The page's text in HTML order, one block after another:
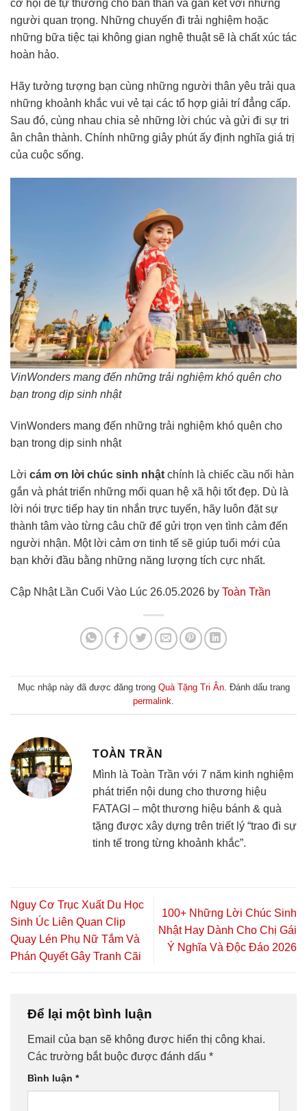
cơ hội để tự thưởng cho bản thân và gắn kết với những
người quan trọng. Những chuyến đi trải nghiệm hoặc
những bữa tiệc tại không gian nghệ thuật sẽ là chất xúc tác
hoàn hảo.
Hãy tưởng tượng bạn cùng những người thân yêu trải qua
những khoảnh khắc vui vẻ tại các tổ hợp giải trí đẳng cấp.
Sau đó, cùng nhau chia sẻ những lời chúc và gửi đi sự tri
ân chân thành. Chính những giây phút ấy định nghĩa giá trị
của cuộc sống.
VinWonders mang đến những trải nghiệm khó quên cho
bạn trong dịp sinh nhật
VinWonders mang đến những trải nghiệm khó quên cho
bạn trong dịp sinh nhật
Lời cám ơn lời chúc sinh nhật chính là chiếc cầu nối hàn
gắn và phát triển những mối quan hệ xã hội tốt đẹp. Dù là
lời nói trực tiếp hay tin nhắn trực tuyến, hãy luôn đặt sự
thành tâm vào từng câu chữ để gửi trọn vẹn tình cảm đến
người nhận. Một lời cảm ơn tinh tế sẽ giúp tuổi mới của
bạn khởi đầu bằng những năng lượng tích cực nhất.
Cập Nhật Lần Cuối Vào Lúc 26.05.2026 by Toàn Trần
Mục nhập này đã được đăng trong Quà Tặng Tri Ân. Đánh dấu trang
permalink.
TOÀN TRẦN
Mình là Toàn Trần với 7 năm kinh nghiệm
phát triển nội dung cho thương hiệu
FATAGI – một thương hiệu bánh & quà
tặng được xây dựng trên triết lý “trao đi sự
tinh tế trong từng khoảnh khắc”.
Nguy Cơ Trục Xuất Du Học
Sinh Úc Liên Quan Clip
Quay Lén Phụ Nữ Tắm Và
Phán Quyết Gây Tranh Cãi
100+ Những Lời Chúc Sinh
Nhật Hay Dành Cho Chị Gái
Ý Nghĩa Và Độc Đáo 2026
Để lại một bình luận
Email của bạn sẽ không được hiển thị công khai.
Các trường bắt buộc được đánh dấu *
Bình luận *